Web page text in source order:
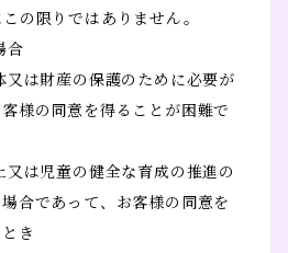
の限りではありません。
合
又は財産の保護のために必要が
様の同意を得ることが困難で
又は児童の健全な育成の推進の
合であって、お客様の同意を
き